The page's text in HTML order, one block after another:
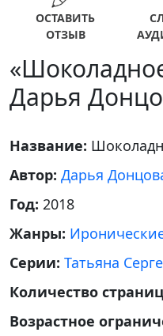
ОСТАВИТЬ
ОТЗЫВ
Дарья
Название:
Автор: Дарья
Год: 2018
Жанры:
Серии: Татьяна
Количество
Возрастное